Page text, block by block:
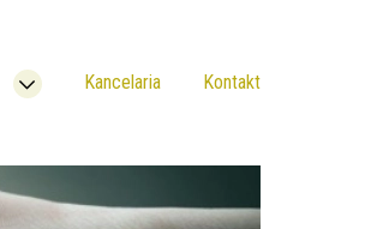
Kancelaria Kontakt